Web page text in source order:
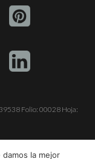
Folio: 00028 Hoja:
la mejor